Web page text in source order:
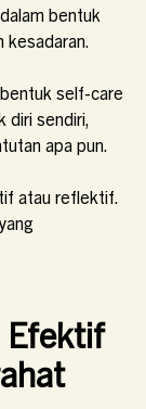
bentuk
kesadaran.
self-care
diri sendiri,
apa pun.
atau reflektif.
Efektif